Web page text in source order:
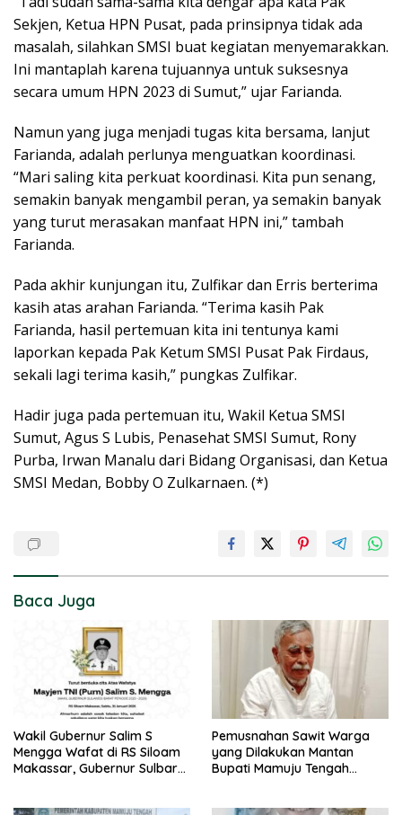
Sekjen, Ketua HPN Pusat, pada prinsipnya tidak ada
masalah, silahkan SMSI buat kegiatan menyemarakkan.
Ini mantaplah karena tujuannya untuk suksesnya
secara umum HPN 2023 di Sumut,” ujar Farianda.
Namun yang juga menjadi tugas kita bersama, lanjut
Farianda, adalah perlunya menguatkan koordinasi.
“Mari saling kita perkuat koordinasi. Kita pun senang,
semakin banyak mengambil peran, ya semakin banyak
yang turut merasakan manfaat HPN ini,” tambah
Farianda.
Pada akhir kunjungan itu, Zulfikar dan Erris berterima
kasih atas arahan Farianda. “Terima kasih Pak
Farianda, hasil pertemuan kita ini tentunya kami
laporkan kepada Pak Ketum SMSI Pusat Pak Firdaus,
sekali lagi terima kasih,” pungkas Zulfikar.
Hadir juga pada pertemuan itu, Wakil Ketua SMSI
Sumut, Agus S Lubis, Penasehat SMSI Sumut, Rony
Purba, Irwan Manalu dari Bidang Organisasi, dan Ketua
SMSI Medan, Bobby O Zulkarnaen. (*)
Baca Juga
Wakil Gubernur Salim S
Mengga Wafat di RS Siloam
Makassar, Gubernur Sulbar
Pemusnahan Sawit Warga
yang Dilakukan Mantan
Bupati Mamuju Tengah